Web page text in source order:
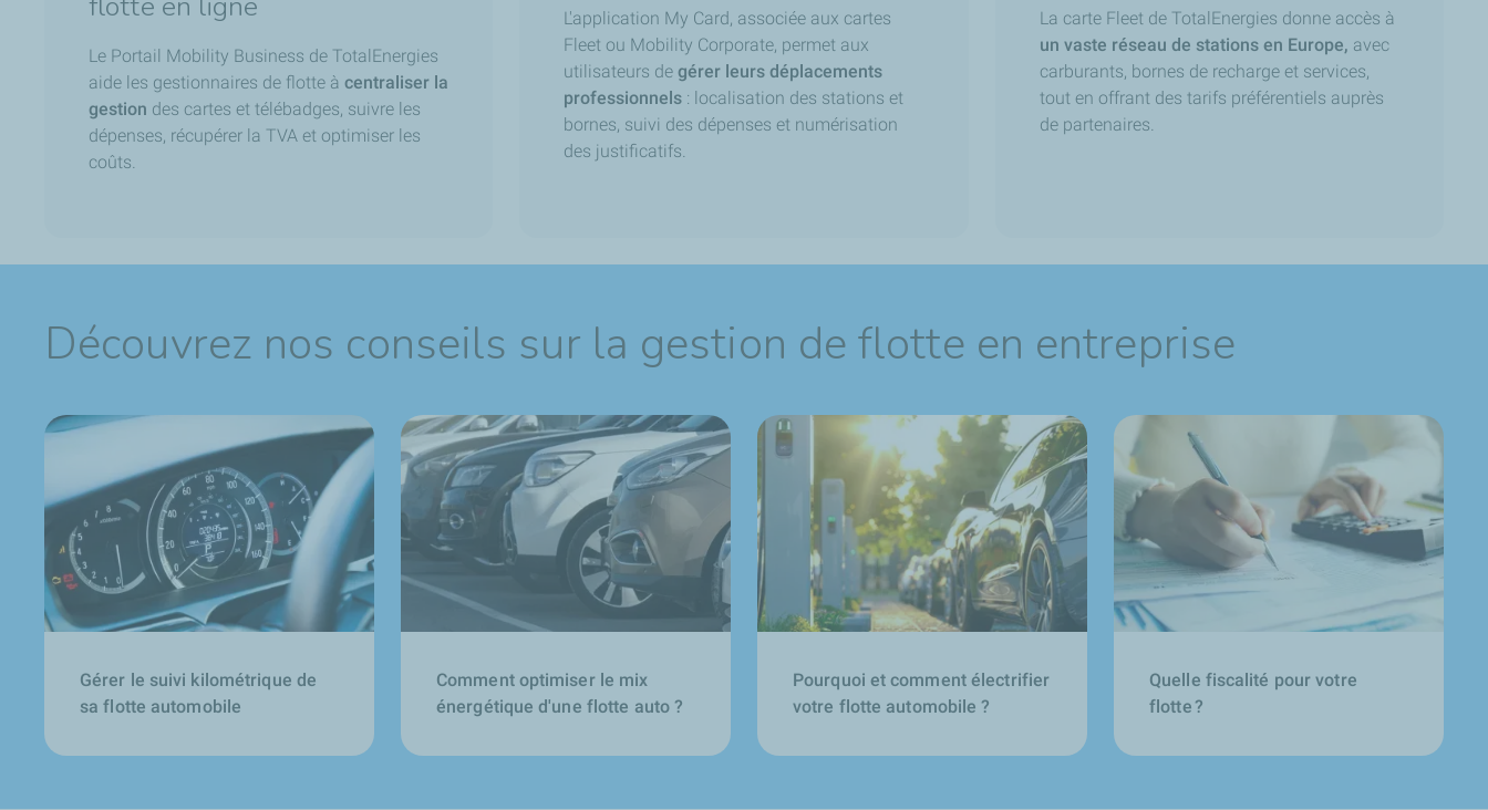
Le Portail Mobility Business de TotalEnergies
aide les gestionnaires de flotte à centraliser la
gestion des cartes et télébadges, suivre les
dépenses, récupérer la TVA et optimiser les
coûts.
L'application My Card, associée aux cartes
Fleet ou Mobility Corporate, permet aux
utilisateurs degérer leurs déplacements
professionnels : localisation des stations et
bornes, suivi des dépenses et numérisation
des justificatifs.
La carte Fleet de TotalEnergies donne accès à
un vaste réseau de stations en Europe, avec
carburants, bornes de recharge et services,
tout en offrant des tarifs préférentiels auprès
de partenaires.
Découvrez nos conseils sur la gestion de flotte en entreprise
Gérer le suivi kilométrique de
sa flotte automobile
Comment optimiser le mix
énergétique d'une flotte auto ?
Pourquoi et comment électrifier
votre flotte automobile ?
Quelle fiscalité pour votre
flotte ?